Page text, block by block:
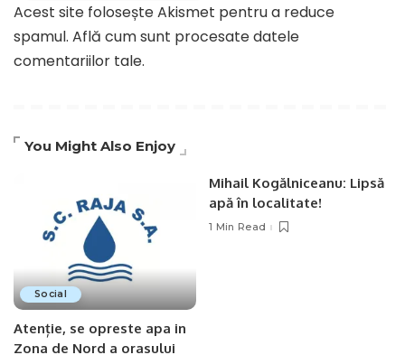
Acest site folosește Akismet pentru a reduce
spamul. Află cum sunt procesate datele
comentariilor tale.
You Might Also Enjoy
Social
Atenție, se opreste apa in
Zona de Nord a orasului
Mihail Kogălniceanu: Lipsă
apă în localitate!
1 Min Read